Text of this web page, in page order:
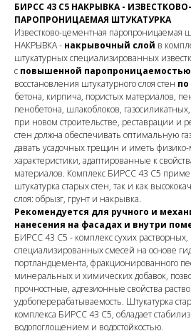
БИРСС 43 С5 НАКРЫВКА -
ПАРОПРОНИЦАЕМАЯ ШТУКАТУРКА
Известково-цементная паропроницаемая
НАКРЫВКА - накрывочный слой в
штукатурных специализированных
с повышенной паропроницаемостью
восстановления штукатурного слоя стен
бетона, кирпича, пористых материалов,
пенобетона, шлакоблоков,
при новом строительстве, реставрации и
стен должна обеспечивать оптимальную
давать усадочных трещин и иметь
характеристики, адаптированные к
материалов. Комплекс БИРСС 43 С5
штукатурка старых стен, так и как
слоя: обрызг, грунт и накрывка.
Рекомендуется для ручного и
нанесения на фасадах и внутри
БИРСС 43 С5 - комплекс сухих
специализированных смесей на основе
портландцемента, фракционированного
минеральных и химических добавок,
прочностные, адгезионные свойства
удобоперерабатываемость. Штукатурка
комплекса БИРСС 43 С5, обладает
водопоглощением и водостойкостью.